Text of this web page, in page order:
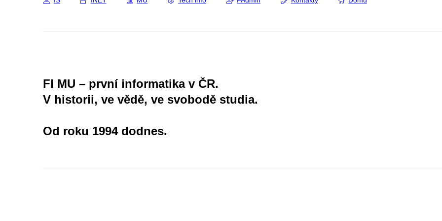
FI MU – první informatika v ČR.
V historii, ve vědě, ve svobodě studia.
Od roku 1994 dodnes.